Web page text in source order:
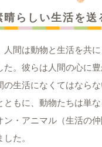
晴らしい生活を送
人間は動物と生活を共
た。彼らは人間の心に
の生活になくてはなら
もに、動物たちは単な
ン・アニマル（生活の
た。